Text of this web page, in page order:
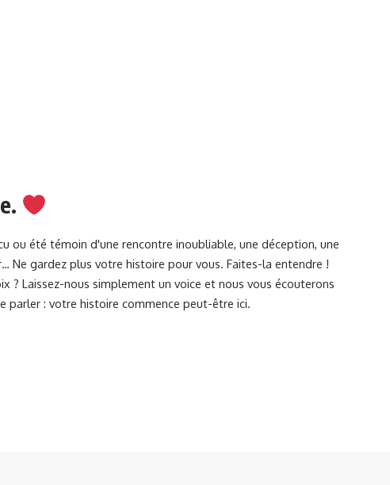
ou été témoin d'une rencontre inoubliable, une déception, une
Ne gardez plus votre histoire pour vous. Faites-la entendre !
? Laissez-nous simplement un voice et nous vous écouterons
parler : votre histoire commence peut-être ici.